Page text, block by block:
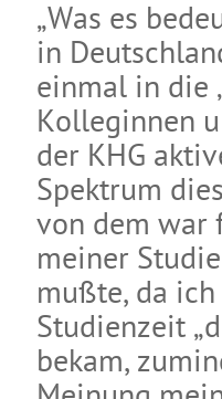
„Was es
in
einmal in die
Kolleginnen
der KHG
Spektrum
von dem war
meiner
mußte, da
Studienzeit
bekam,